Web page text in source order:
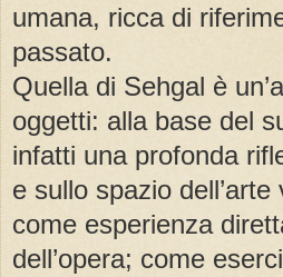
umana, ricca di
passato.
Quella di Sehgal è
oggetti: alla base del
infatti una profonda
e sullo spazio
come esperienza
dell’opera; come